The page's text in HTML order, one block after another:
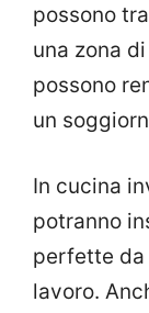
possono
una zona
possono
un
In cucina
potranno
perfette da
lavoro.